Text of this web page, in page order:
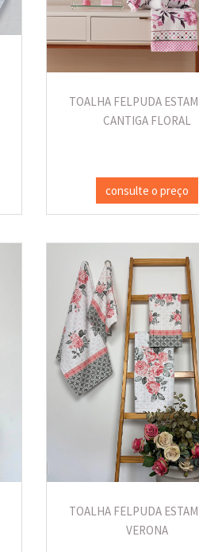
TOALHA FELPUDA
CANTIGA FLORAL
consulte o preço
TOALHA FELPUDA
VERONA